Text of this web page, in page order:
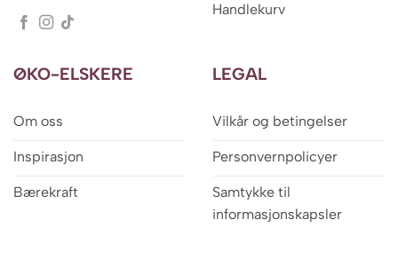
Handlekurv
ØKO-ELSKERE
Om oss
Inspirasjon
Bærekraft
LEGAL
Vilkår og betingelser
Personvernpolicyer
Samtykke til
informasjonskapsler